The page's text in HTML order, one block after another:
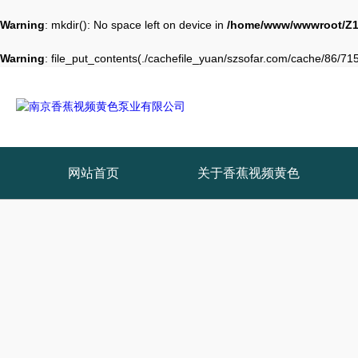
Warning: mkdir(): No space left on device in /home/www/wwwroot/
Warning: file_put_contents(./cachefile_yuan/szsofar.com/cache/86/
网站首页 关于香蕉视频黄色